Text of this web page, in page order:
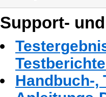
Support-
Handbuch-,